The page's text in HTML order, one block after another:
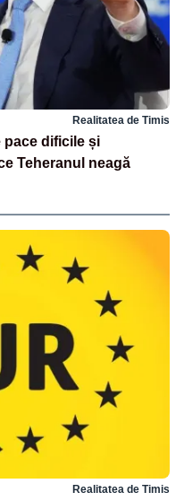
Realitatea de Timis
pace dificile și
Teheranul neagă
Realitatea de Timis